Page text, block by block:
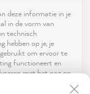
deze informatie in je
in de vorm van
technisch
hebben op je, je
om ervoor te
functioneert en
met het oog op
io